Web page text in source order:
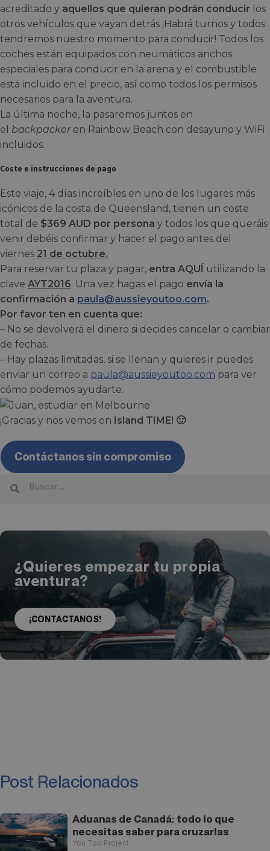
acreditado y aquellos que quieran podrán conducir los
otros vehículos que vayan detrás ¡Habrá turnos y todos
tendremos nuestro momento para conducir! Todos los
coches están equipados con neumáticos anchos
especiales para conducir en la arena y el combustible
está incluido en el precio, así como todos los permisos
necesarios para la aventura.
La última noche, la pasaremos juntos en
el backpackeren Rainbow Beach con desayuno y WiFi
incluidos.
Coste e instrucciones de pago
Este viaje, 4 días increíbles en uno de los lugares más
icónicos de la costa de Queensland, tienen un coste
total de $369 AUD por persona y todos los que queráis
venir debéis confirmar y hacer el pago antes del
viernes 21 de octubre.
Para reservar tu plaza y pagar, entra AQUÍ utilizando la
clave AYT2016. Una vez hagas el pago envía la
confirmación a paula@aussieyoutoo.com.
Por favor ten en cuenta que:
– No se devolverá el dinero si decides cancelar o cambiar
de fechas.
– Hay plazas limitadas, si se llenan y quieres ir puedes
enviar un correo a paula@aussieyoutoo.com para ver
cómo podemos ayudarte.
¡Gracias y nos vemos en Island TIME! 🙂
Contáctanos sin compromiso
¿Quieres empezar tu propia
aventura?
¡CONTACTANOS!
Post Relacionados
Aduanas de Canadá: todo lo que
necesitas saber para cruzarlas
You Too Project